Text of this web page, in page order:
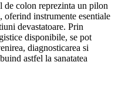
de colon reprezinta un pilon
instrumente esentiale
devastatoare. Prin
disponibile, se pot
diagnosticarea si
astfel la sanatatea